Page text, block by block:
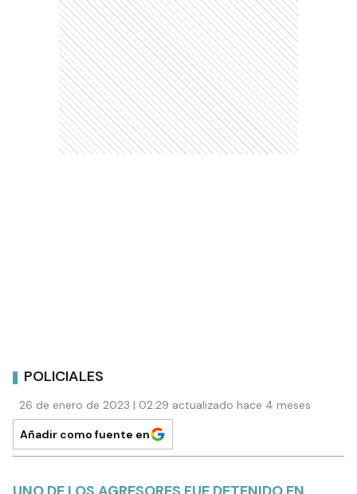
POLICIALES
26 de enero de 2023 | 02:29 actualizado hace 4 meses
Añadir como fuente en